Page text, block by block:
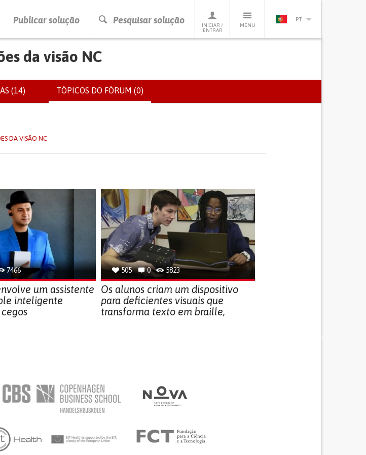
Publicar solução Pesquisar solução
INICIAR /
ENTRAR
MENU
PT
ENTER PARA PESQUISAR
da visão NC
(14) TÓPICOS DO FÓRUM (0)(SEPARADOR
ATIVO)
DA VISÃO NC
7466
um assistente
inteligente
505 0 5823
Os alunos criam um dispositivo
para deficientes visuais que
transforma texto em braille,